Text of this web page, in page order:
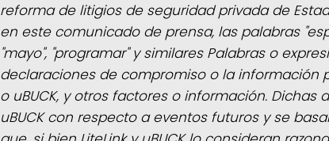
reforma de litigios de seguridad privada de
en este comunicado de prensa, las palabras
"mayo", "programar" y similares Palabras o
declaraciones de compromiso o la información
o uBUCK, y otros factores o información.
uBUCK con respecto a eventos futuros y se